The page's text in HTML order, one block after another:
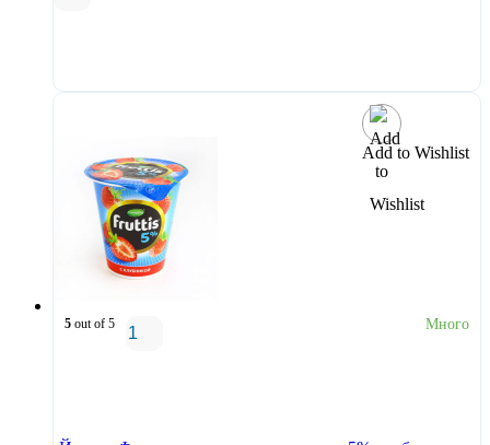
Add to Wishlist
5 out of 5 Много